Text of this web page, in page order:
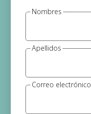
Nombres
Apellidos
Correo electrónico